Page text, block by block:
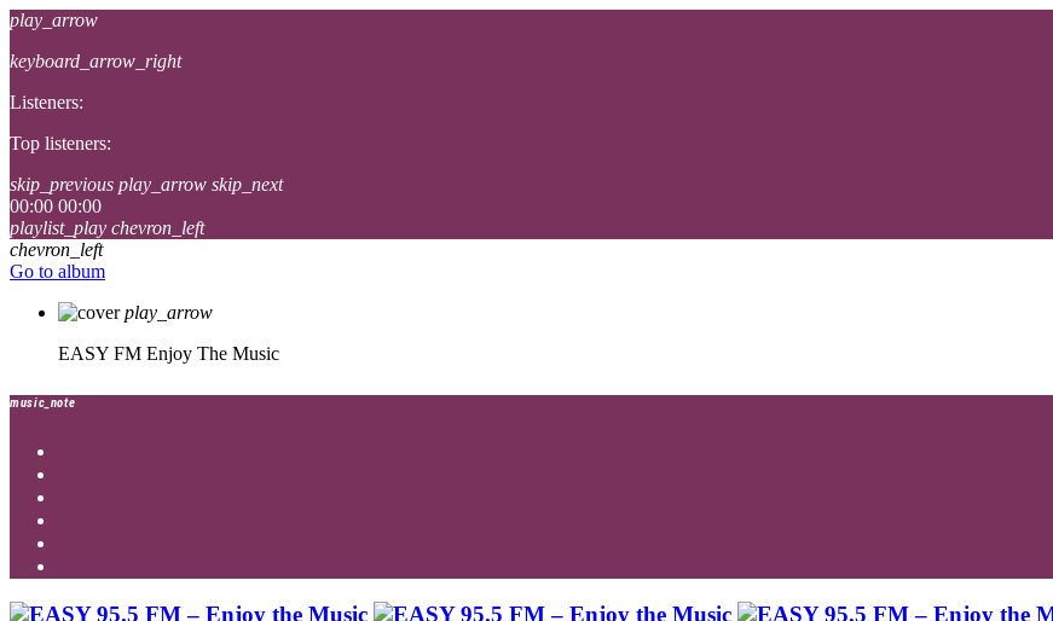
play_arrow
keyboard_arrow_right
Listeners:
Top listeners:
skip_previous play_arrow skip_next
00:00 00:00
playlist_play chevron_left
chevron_left
Go to album
play_arrow
EASY FM Enjoy The Music
music_note